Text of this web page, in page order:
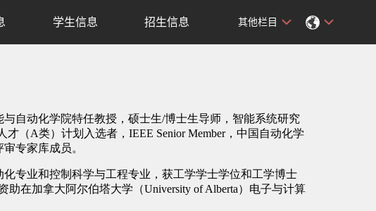
学生信息 招生信息 其他栏目